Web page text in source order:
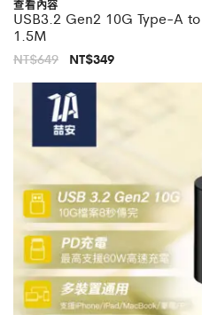
查看內容
USB3.2 Gen2 10G Type-A
1.5M
NT$649 原
價
格：
NT$649。
NT$349目
價